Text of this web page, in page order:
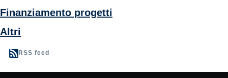
Finanziamento progetti
Altri
RSS feed